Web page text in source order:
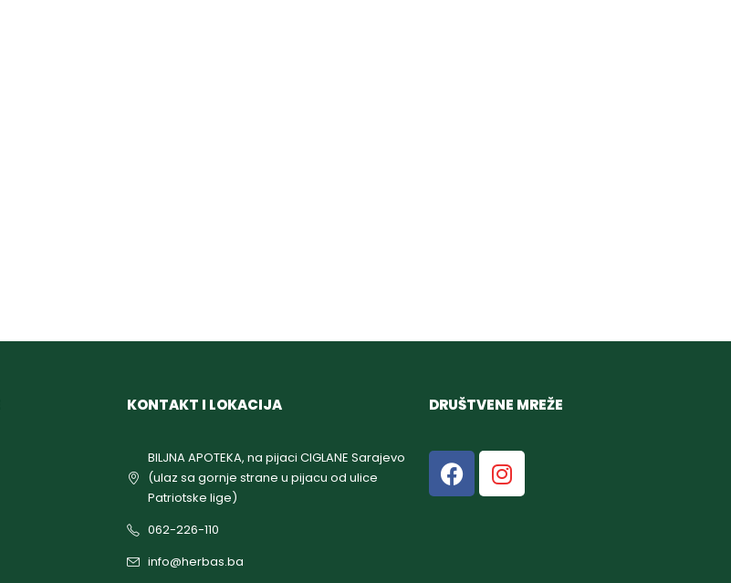
KONTAKT I LOKACIJA
BILJNA APOTEKA, na pijaci CIGLANE Sarajevo
(ulaz sa gornje strane u pijacu od ulice
Patriotske lige)
062-226-110
info@herbas.ba
DRUŠTVENE MREŽE